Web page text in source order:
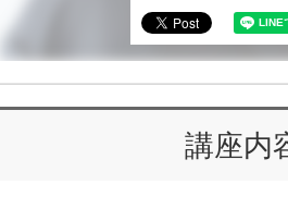
講座内